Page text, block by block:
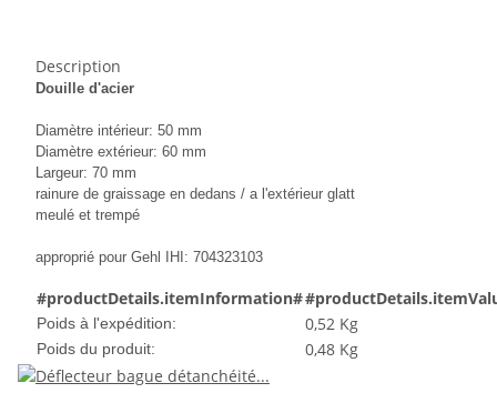
Description
Douille d'acier
Diamètre intérieur: 50 mm
Diamètre extérieur: 60 mm
Largeur: 70 mm
rainure de graissage en dedans / a l'extérieur glatt
meulé et trempé
approprié pour Gehl IHI: 704323103
#productDetails.itemInformation#
Poids à l'expédition: 0,52 Kg
Poids du produit: 0,48 Kg